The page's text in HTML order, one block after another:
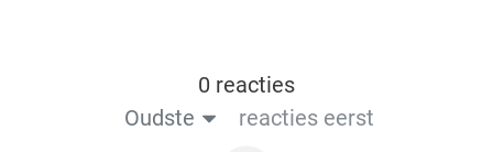
0 reacties
Oudste
reacties eerst